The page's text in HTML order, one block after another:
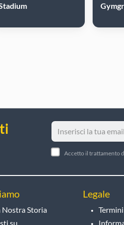
Accetto il trattamento
Nostra Storia
su
Legale